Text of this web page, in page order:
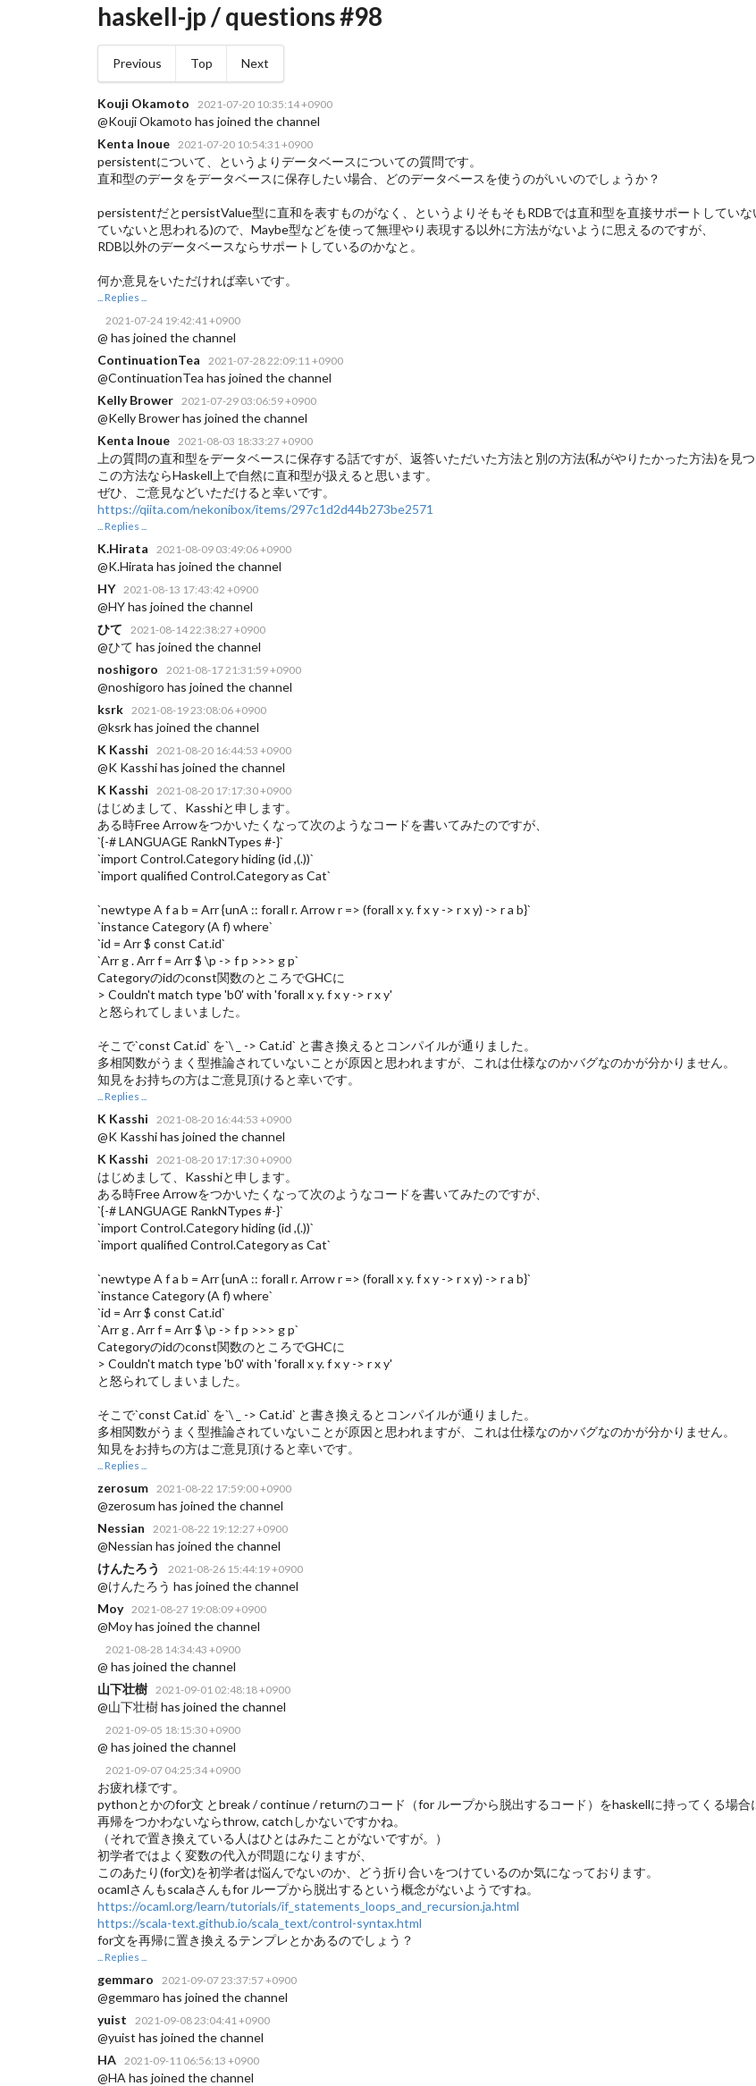
haskell-jp / questions #98
Previous Top Next
Kouji Okamoto 2021-07-20 10:35:14 +0900
@Kouji Okamoto has joined the channel
Kenta Inoue
2021-07-20 10:54:31 +0900
persistentについて、というよりデータベースについての質問です。
直和型のデータをデータベースに保存したい場合、どのデータベースを使うのがいいのでしょうか？
persistentだとpersistValue型に直和を表すものがなく、というよりそもそもRDBでは直和型を直接サポートしてい
ていないと思われる)ので、Maybe型などを使って無理やり表現する以外に方法がないように思えるのですが、
RDB以外のデータベースならサポートしているのかなと。
何か意見をいただければ幸いです。
... Replies ...
2021-07-24 19:42:41 +0900
@ has joined the channel
ContinuationTea
2021-07-28 22:09:11 +0900
@ContinuationTea has joined the channel
Kelly Brower
2021-07-29 03:06:59 +0900
@Kelly Brower has joined the channel
Kenta Inoue
2021-08-03 18:33:27 +0900
上の質問の直和型をデータベースに保存する話ですが、返答いただいた方法と別の方法(私がやりたかった方法)を見
この方法ならHaskell上で自然に直和型が扱えると思います。
ぜひ、ご意見などいただけると幸いです。
https://qiita.com/nekonibox/items/297c1d2d44b273be2571
... Replies ...
K.Hirata 2021-08-09 03:49:06 +0900
@K.Hirata has joined the channel
HY
2021-08-13 17:43:42 +0900
@HY has joined the channel
ひて
2021-08-14 22:38:27 +0900
@ひて has joined the channel
noshigoro
2021-08-17 21:31:59 +0900
@noshigoro has joined the channel
ksrk
2021-08-19 23:08:06 +0900
@ksrk has joined the channel
K Kasshi
2021-08-20 16:44:53 +0900
@K Kasshi has joined the channel
K Kasshi
2021-08-20 17:17:30 +0900
はじめまして、Kasshiと申します。
ある時Free Arrowをつかいたくなって次のようなコードを書いてみたのですが、
`{-# LANGUAGE RankNTypes #-}`
`import Control.Category hiding (id ,(.))`
`import qualified Control.Category as Cat`
`newtype A f a b = Arr {unA :: forall r. Arrow r => (forall x y. f x y -> r x y) -> r a b}`
`instance Category (A f) where`
`id = Arr $ const Cat.id`
`Arr g . Arr f = Arr $ \p -> f p >>> g p`
Categoryのidのconst関数のところでGHCに
> Couldn't match type 'b0' with 'forall x y. f x y -> r x y'
と怒られてしまいました。
そこで`const Cat.id` を`\ _ -> Cat.id` と書き換えるとコンパイルが通りました。
多相関数がうまく型推論されていないことが原因と思われますが、これは仕様なのかバグなのかが分かりません。
知見をお持ちの方はご意見頂けると幸いです。
... Replies ...
K Kasshi 2021-08-20 16:44:53 +0900
@K Kasshi has joined the channel
K Kasshi
2021-08-20 17:17:30 +0900
はじめまして、Kasshiと申します。
ある時Free Arrowをつかいたくなって次のようなコードを書いてみたのですが、
`{-# LANGUAGE RankNTypes #-}`
`import Control.Category hiding (id ,(.))`
`import qualified Control.Category as Cat`
`newtype A f a b = Arr {unA :: forall r. Arrow r => (forall x y. f x y -> r x y) -> r a b}`
`instance Category (A f) where`
`id = Arr $ const Cat.id`
`Arr g . Arr f = Arr $ \p -> f p >>> g p`
Categoryのidのconst関数のところでGHCに
> Couldn't match type 'b0' with 'forall x y. f x y -> r x y'
と怒られてしまいました。
そこで`const Cat.id` を`\ _ -> Cat.id` と書き換えるとコンパイルが通りました。
多相関数がうまく型推論されていないことが原因と思われますが、これは仕様なのかバグなのかが分かりません。
知見をお持ちの方はご意見頂けると幸いです。
... Replies ...
zerosum 2021-08-22 17:59:00 +0900
@zerosum has joined the channel
Nessian
2021-08-22 19:12:27 +0900
@Nessian has joined the channel
けんたろう
2021-08-26 15:44:19 +0900
@けんたろう has joined the channel
Moy
2021-08-27 19:08:09 +0900
@Moy has joined the channel
2021-08-28 14:34:43 +0900
@ has joined the channel
山下壮樹
2021-09-01 02:48:18 +0900
@山下壮樹 has joined the channel
2021-09-05 18:15:30 +0900
@ has joined the channel
2021-09-07 04:25:34 +0900
お疲れ様です。
pythonとかのfor文 とbreak / continue / returnのコード（for ループから脱出するコード）をhaskellに持ってくる場合
再帰をつかわないならthrow, catchしかないですかね。
（それで置き換えている人はひとはみたことがないですが。）
初学者ではよく変数の代入が問題になりますが、
このあたり(for文)を初学者は悩んでないのか、どう折り合いをつけているのか気になっております。
ocamlさんもscalaさんもfor ループから脱出するという概念がないようですね。
https://ocaml.org/learn/tutorials/if_statements_loops_and_recursion.ja.html
https://scala-text.github.io/scala_text/control-syntax.html
for文を再帰に置き換えるテンプレとかあるのでしょう？
... Replies ...
gemmaro 2021-09-07 23:37:57 +0900
@gemmaro has joined the channel
yuist
2021-09-08 23:04:41 +0900
@yuist has joined the channel
HA
2021-09-11 06:56:13 +0900
@HA has joined the channel